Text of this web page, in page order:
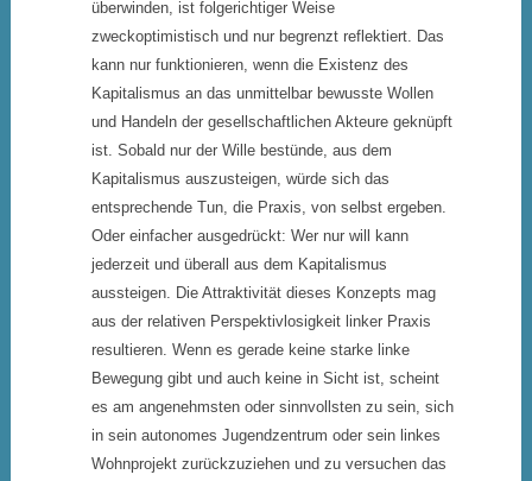
überwinden, ist folgerichtiger Weise
zweckoptimistisch und nur begrenzt reflektiert. Das
kann nur funktionieren, wenn die Existenz des
Kapitalismus an das unmittelbar bewusste Wollen
und Handeln der gesellschaftlichen Akteure geknüpft
ist. Sobald nur der Wille bestünde, aus dem
Kapitalismus auszusteigen, würde sich das
entsprechende Tun, die Praxis, von selbst ergeben.
Oder einfacher ausgedrückt: Wer nur will kann
jederzeit und überall aus dem Kapitalismus
aussteigen. Die Attraktivität dieses Konzepts mag
aus der relativen Perspektivlosigkeit linker Praxis
resultieren. Wenn es gerade keine starke linke
Bewegung gibt und auch keine in Sicht ist, scheint
es am angenehmsten oder sinnvollsten zu sein, sich
in sein autonomes Jugendzentrum oder sein linkes
Wohnprojekt zurückzuziehen und zu versuchen das